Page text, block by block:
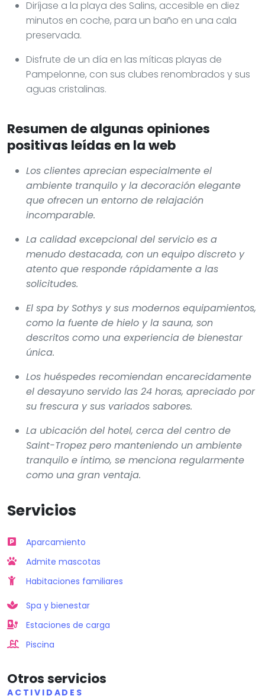
Diríjase a la playa des Salins, accesible en diez
minutos en coche, para un baño en una cala
preservada.
Disfrute de un día en las míticas playas de
Pampelonne, con sus clubes renombrados y sus
aguas cristalinas.
Resumen de algunas opiniones
positivas leídas en la web
Los clientes aprecian especialmente el
ambiente tranquilo y la decoración elegante
que ofrecen un entorno de relajación
incomparable.
La calidad excepcional del servicio es a
menudo destacada, con un equipo discreto y
atento que responde rápidamente a las
solicitudes.
El spa by Sothys y sus modernos equipamientos,
como la fuente de hielo y la sauna, son
descritos como una experiencia de bienestar
única.
Los huéspedes recomiendan encarecidamente
el desayuno servido las 24 horas, apreciado por
su frescura y sus variados sabores.
La ubicación del hotel, cerca del centro de
Saint-Tropez pero manteniendo un ambiente
tranquilo e íntimo, se menciona regularmente
como una gran ventaja.
Servicios
Aparcamiento
Admite mascotas
Habitaciones familiares
Spa y bienestar
Estaciones de carga
Piscina
Otros servicios
ACTIVIDADES